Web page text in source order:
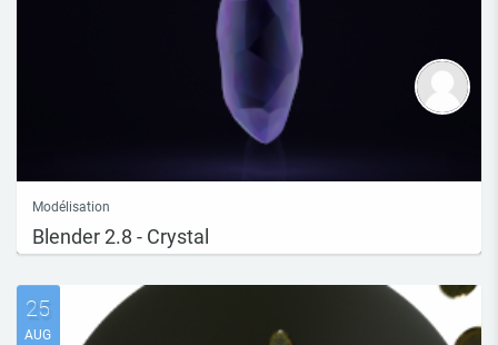
Modélisation
Blender 2.8 - Crystal
25
AUG